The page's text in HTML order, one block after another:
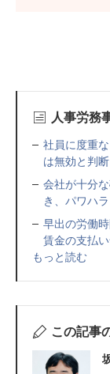
人事労務
社員に度重
は無効と判
会社が十分
き、パワハ
早出の労働
賃金の支払
もっと読む
この記事